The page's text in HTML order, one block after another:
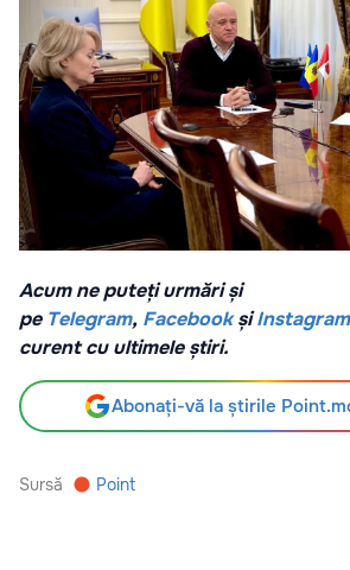
Acum ne puteți urmări și
pe Telegram, Facebook șiInstagram
curent cu ultimele știri.
Abonați-vă la știrile
Sursă Point